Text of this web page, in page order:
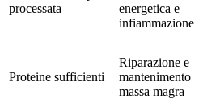
processata
energetica e
infiammazione
Proteine sufficienti
Riparazione e
mantenimento
massa magra